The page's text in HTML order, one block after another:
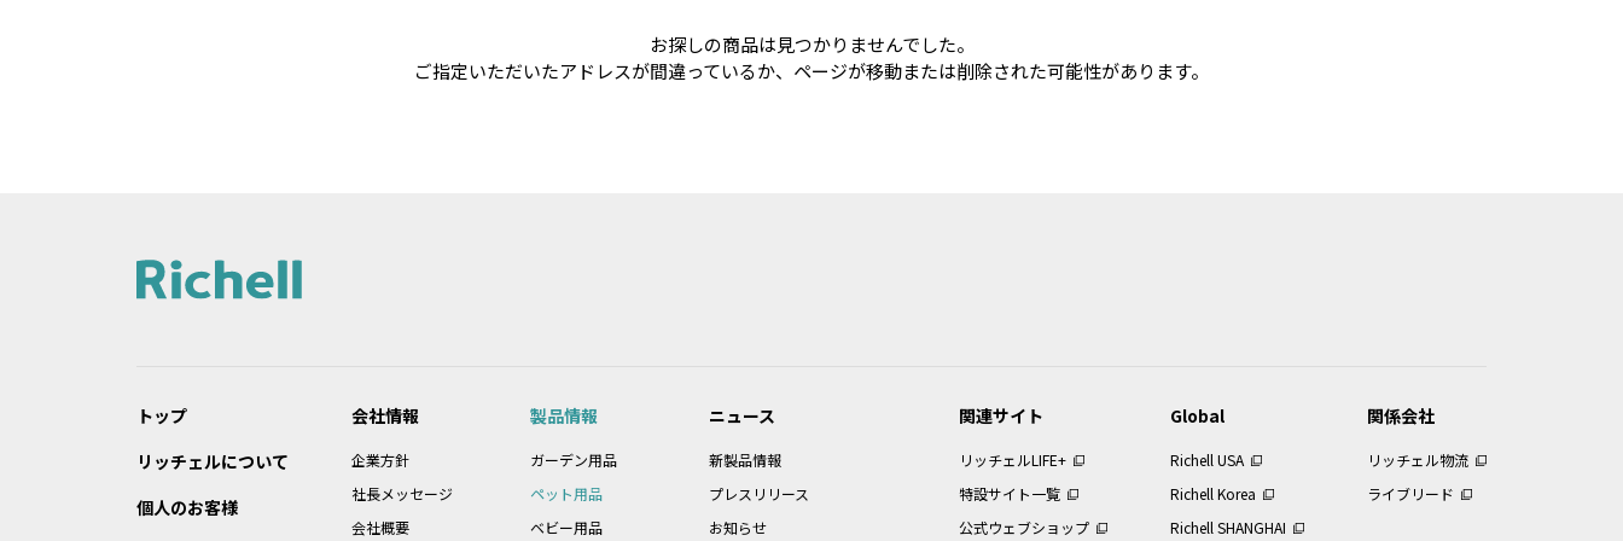
お探しの商品は見つかりませんでした。
ご指定いただいたアドレスが間違っているか、ページが移動または削除された可能性があります。
トップ
リッチェルについて
個人のお客様
会社情報
企業方針
社長メッセージ
会社概要
製品情報
ガーデン用品
ペット用品
ベビー用品
ニュース
新製品情報
プレスリリース
お知らせ
関連サイト
リッチェルLIFE+
特設サイト一覧
公式ウェブショップ
Global
Richell USA
Richell Korea
Richell SHANGHAI
関係会社
リッチェル物流
ライブリード